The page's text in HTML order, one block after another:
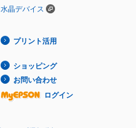
水晶デバイス
プリント活用
ショッピング
お問い合わせ
ログイン